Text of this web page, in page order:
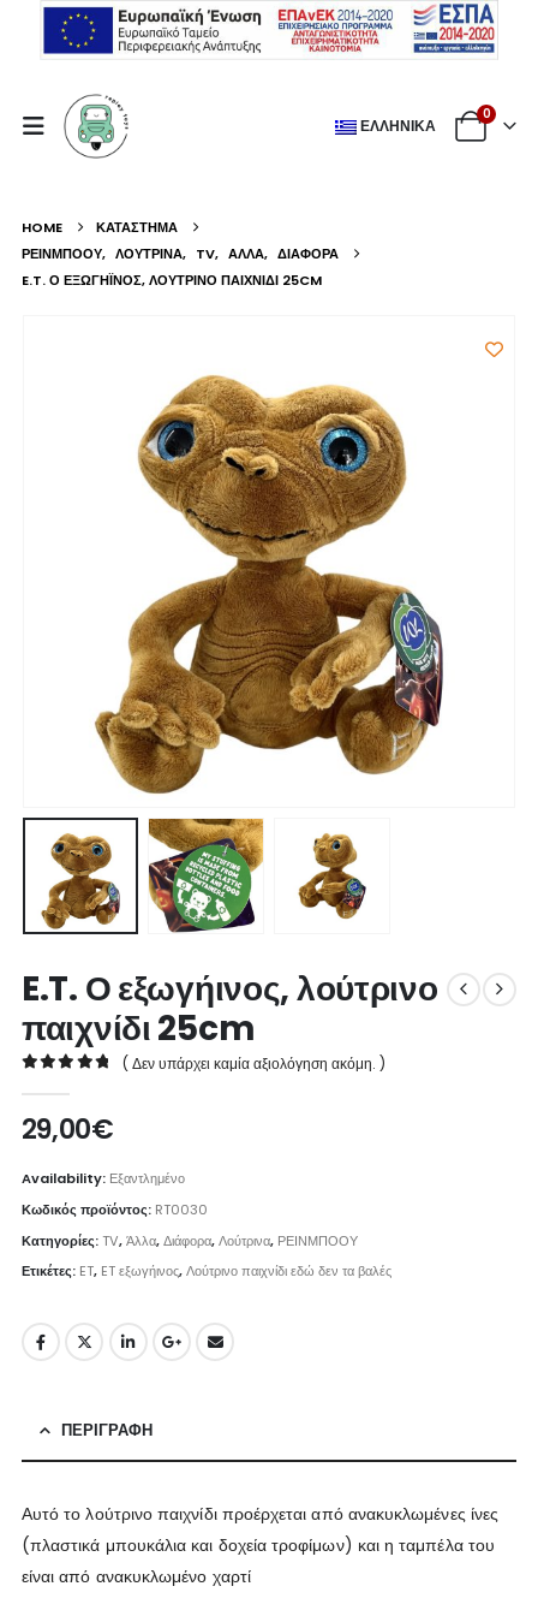
ΕΛΛΗΝΙΚΆ
0
HOME
ΚΑΤΆΣΤΗΜΑ
ΡΕΙΝΜΠΟΟΥ, ΛΟΎΤΡΙΝΑ, TV, ΆΛΛΑ, ΔΙΆΦΟΡΑ
E.T. Ο ΕΞΩΓΉΙΝΟΣ, ΛΟΎΤΡΙΝΟ ΠΑΙΧΝΊΔΙ 25CM
E.T. Ο εξωγήινος, λούτρινο
παιχνίδι 25cm
( Δεν υπάρχει καμία αξιολόγηση ακόμη. )
29,00€
Availability: Εξαντλημένο
Κωδικός προϊόντος: RT0030
Κατηγορίες:TV,Άλλα,Διάφορα,Λούτρινα, ΡΕΙΝΜΠΟΟΥ
Ετικέτες: ET, ET εξωγήινος,Λούτρινο παιχνίδι εδώ δεν τα βαλές
ΠΕΡΙΓΡΑΦΉ
Αυτό το λούτρινο παιχνίδι προέρχεται από ανακυκλωμένες ίνες
(πλαστικά μπουκάλια και δοχεία τροφίμων) και η ταμπέλα του
είναι από ανακυκλωμένο χαρτί